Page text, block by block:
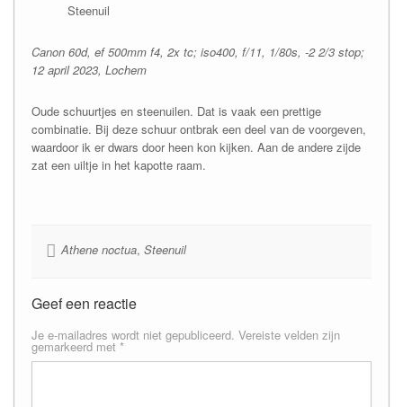
Steenuil
Canon 60d, ef 500mm f4, 2x tc; iso400, f/11, 1/80s, -2 2/3 stop;
12 april 2023, Lochem
Oude schuurtjes en steenuilen. Dat is vaak een prettige
combinatie. Bij deze schuur ontbrak een deel van de voorgeven,
waardoor ik er dwars door heen kon kijken. Aan de andere zijde
zat een uiltje in het kapotte raam.
Athene noctua, Steenuil
Geef een reactie
Je e-mailadres wordt niet gepubliceerd. Vereiste velden zijn
gemarkeerd met *